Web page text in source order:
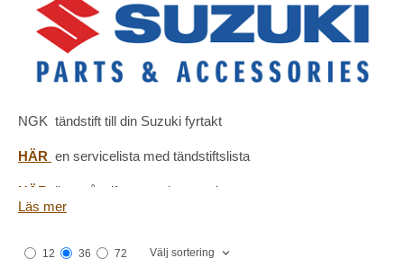
NGK tändstift till din Suzuki fyrtakt
HÄR en servicelista med tändstiftslista
HÄR lista på stiftens uppbyggnad
HÄR om tändstiftets symboler.
Läs mer
12 36 72 Välj sortering